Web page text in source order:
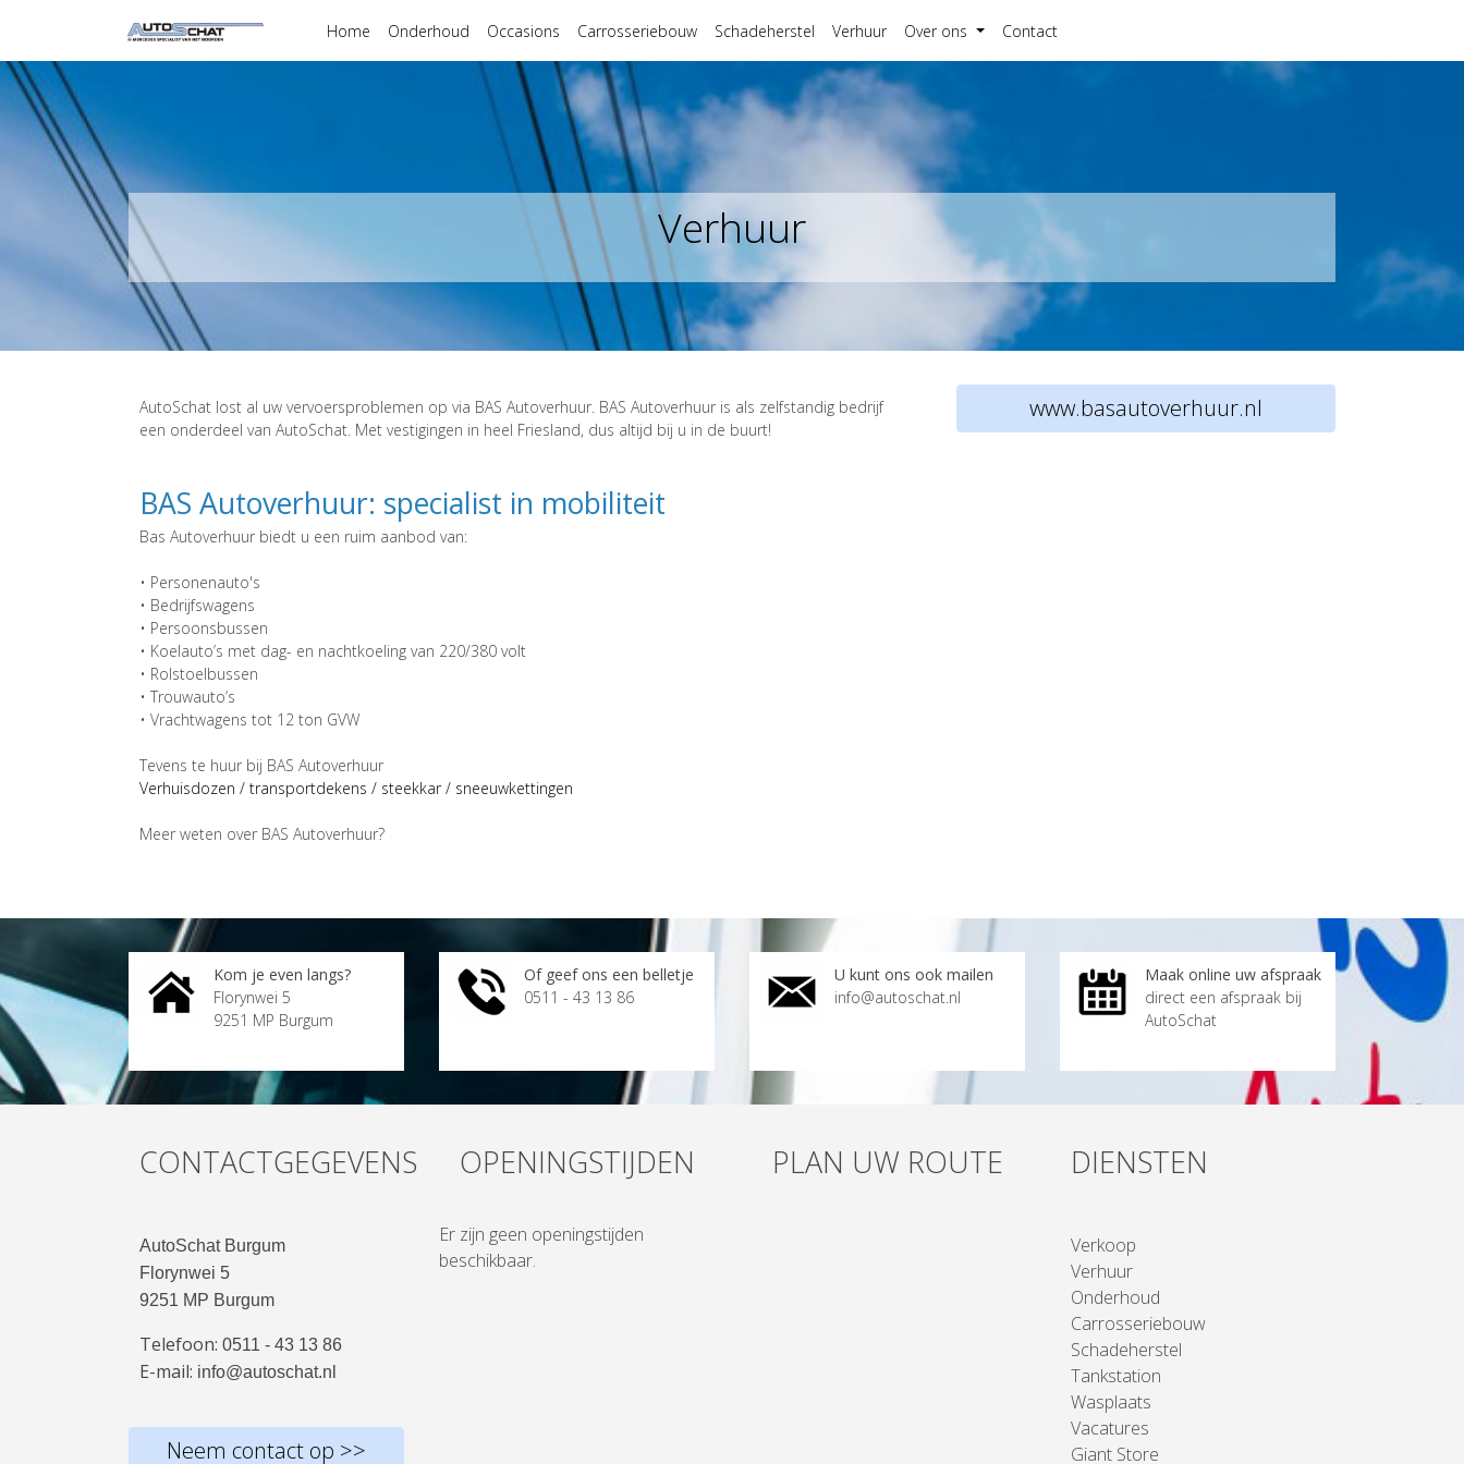
Home Onderhoud Occasions Carrosseriebouw Schadeherstel Verhuur Over ons Contact
Verhuur
AutoSchat lost al uw vervoersproblemen op via BAS Autoverhuur. BAS Autoverhuur is als zelfstandig bedrijf
een onderdeel van AutoSchat. Met vestigingen in heel Friesland, dus altijd bij u in de buurt!
BAS Autoverhuur: specialist in mobiliteit
Bas Autoverhuur biedt u een ruim aanbod van:
• Personenauto's
• Bedrijfswagens
• Persoonsbussen
• Koelauto’s met dag- en nachtkoeling van 220/380 volt
• Rolstoelbussen
• Trouwauto’s
• Vrachtwagens tot 12 ton GVW
Tevens te huur bij BAS Autoverhuur
Verhuisdozen / transportdekens / steekkar / sneeuwkettingen
Meer weten over BAS Autoverhuur?
www.basautoverhuur.nl
Kom je even langs?
Florynwei 5
9251 MP Burgum
Of geef ons een belletje
0511 - 43 13 86
U kunt ons ook mailen
info@autoschat.nl
Maak online uw afspraak
direct een afspraak bij
AutoSchat
CONTACTGEGEVENS
AutoSchat Burgum
Florynwei 5
9251 MP Burgum
Telefoon: 0511 - 43 13 86
E-mail: info@autoschat.nl
Neem contact op >>
OPENINGSTIJDEN
Er zijn geen openingstijden
beschikbaar.
PLAN UW ROUTE DIENSTEN
Verkoop
Verhuur
Onderhoud
Carrosseriebouw
Schadeherstel
Tankstation
Wasplaats
Vacatures
Giant Store